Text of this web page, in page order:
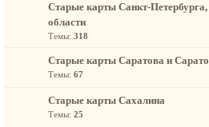
Старые карты Санкт-
области
Темы: 318
Старые карты Саратова и
Темы: 67
Старые карты Сахалина
Темы: 25